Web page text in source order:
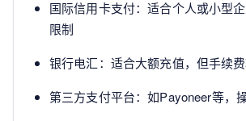
国际信用卡支付：适合个人或小型
限制
银行电汇：适合大额充值，但手续
第三方支付平台：如Payoneer等，